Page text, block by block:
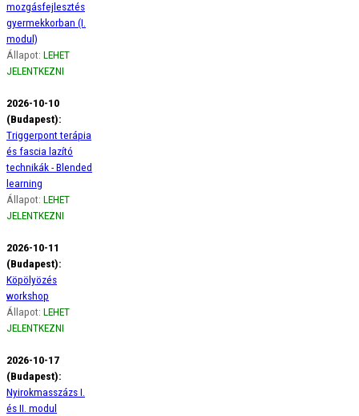
mozgásfejlesztés
gyermekkorban (I.
modul)
Állapot: LEHET
JELENTKEZNI
2026-10-10
(Budapest):
Triggerpont terápia
és fascia lazító
technikák - Blended
learning
Állapot: LEHET
JELENTKEZNI
2026-10-11
(Budapest):
Köpölyözés
workshop
Állapot: LEHET
JELENTKEZNI
2026-10-17
(Budapest):
Nyirokmasszázs I.
és II. modul